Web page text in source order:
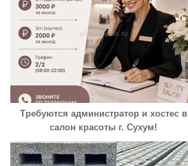
Требуются администратор и хостес в
салон красоты г. Сухум!